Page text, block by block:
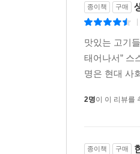
종이책 구매
맛있는 고기
태어나서” 스
명은 현대 사
2명이 이 리뷰를
종이책 구매